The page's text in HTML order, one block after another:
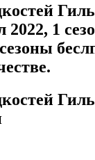
2022, 1